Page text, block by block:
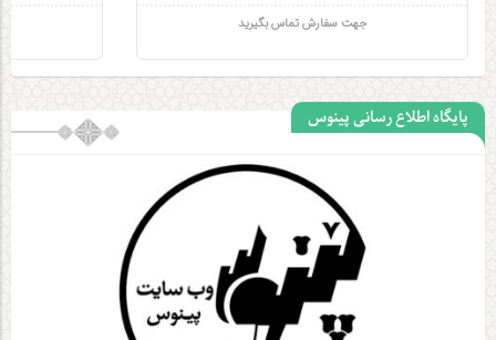
جهت سفارش تماس بگیرید
پایگاه اطلاع رسانی پینوس